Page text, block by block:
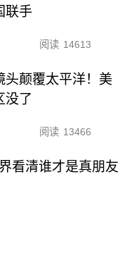
联手
阅读 14613
头颠覆太平洋！美
没了
阅读 13466
看清谁才是真朋友